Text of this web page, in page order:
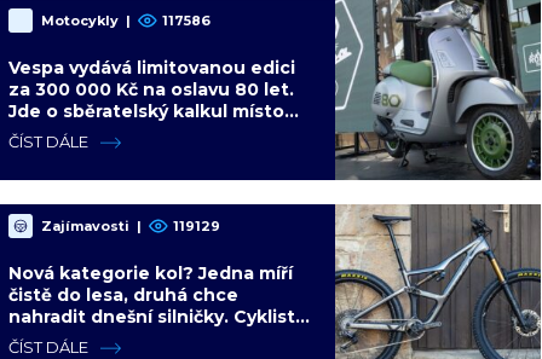
Motocykly | 117586
Vespa vydává limitovanou edici
za 300 000 Kč na oslavu 80 let.
Jde o sběratelský kalkul místo
jízdního upgradu
ČÍST DÁLE
Zajímavosti | 119129
Nová kategorie kol? Jedna míří
čistě do lesa, druhá chce
nahradit dnešní silničky. Cyklisté
mají rozporuplné názory
ČÍST DÁLE